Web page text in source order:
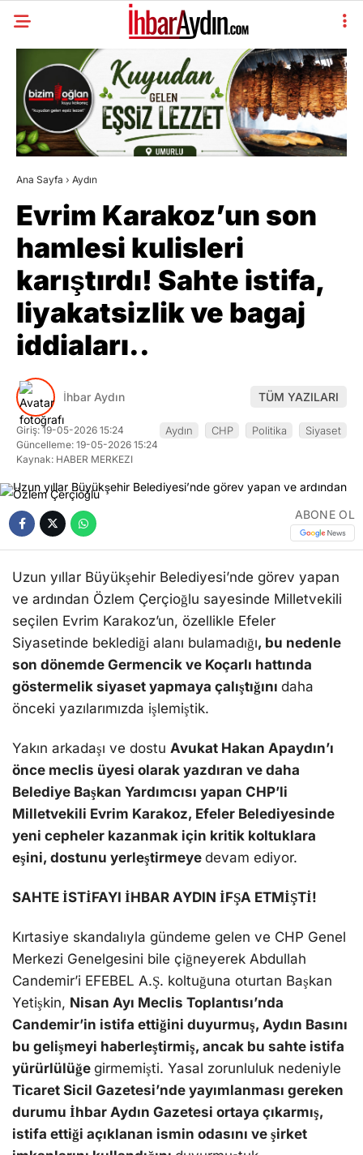
Ana Sayfa › Aydın
Evrim Karakoz’un son
hamlesi kulisleri
karıştırdı! Sahte istifa,
liyakatsizlik ve bagaj
iddiaları..
İhbar Aydın TÜM YAZILARI
Giriş: 19-05-2026 15:24
Güncelleme: 19-05-2026 15:24
Kaynak: HABER MERKEZI
Aydın CHP Politika Siyaset
ABONE OL
Uzun yıllar Büyükşehir Belediyesi’nde görev yapan
ve ardından Özlem Çerçioğlu sayesinde Milletvekili
seçilen Evrim Karakoz’un, özellikle Efeler
Siyasetinde beklediği alanı bulamadığı, bu nedenle
son dönemde Germencik ve Koçarlı hattında
göstermelik siyaset yapmaya çalıştığını daha
önceki yazılarımızda işlemiştik.
Yakın arkadaşı ve dostu Avukat Hakan Apaydın’ı
önce meclis üyesi olarak yazdıran ve daha
Belediye Başkan Yardımcısı yapan CHP’li
Milletvekili Evrim Karakoz, Efeler Belediyesinde
yeni cepheler kazanmak için kritik koltuklara
eşini, dostunu yerleştirmeye devam ediyor.
SAHTE İSTİFAYI İHBAR AYDIN İFŞA ETMİŞTİ!
Kırtasiye skandalıyla gündeme gelen ve CHP Genel
Merkezi Genelgesini bile çiğneyerek Abdullah
Candemir’i EFEBEL A.Ş. koltuğuna oturtan Başkan
Yetişkin, Nisan Ayı Meclis Toplantısı’nda
Candemir’in istifa ettiğini duyurmuş, Aydın Basını
bu gelişmeyi haberleştirmiş, ancak bu sahte istifa
yürürlülüğe girmemişti. Yasal zorunluluk nedeniyle
Ticaret Sicil Gazetesi’nde yayımlanması gereken
durumu İhbar Aydın Gazetesi ortaya çıkarmış,
istifa ettiği açıklanan ismin odasını ve şirket